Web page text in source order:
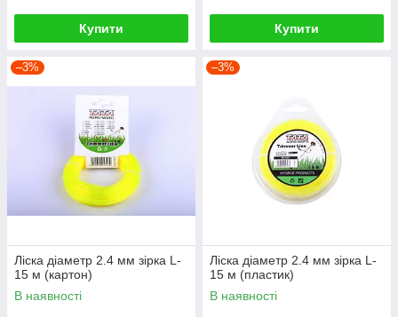
Купити Купити
–3%
Ліска діаметр 2.4 мм зірка L-
15 м (картон)
В наявності
–3%
Ліска діаметр 2.4 мм зірка L-
15 м (пластик)
В наявності